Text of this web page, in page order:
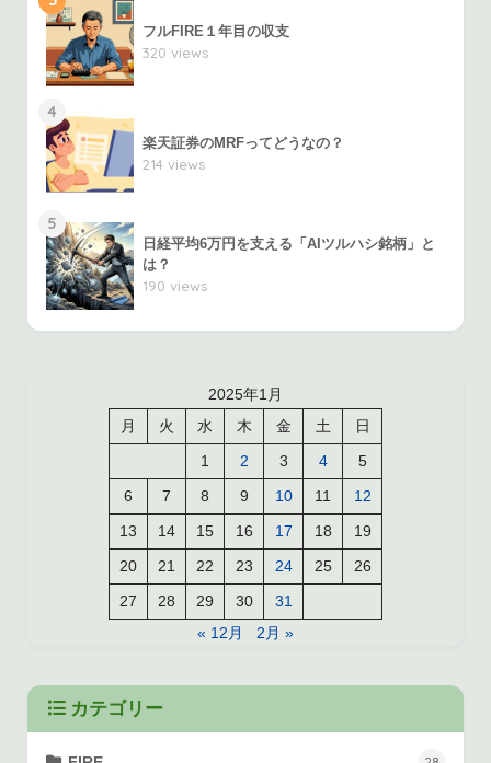
フルFIRE１年目の収支
320 views
4
楽天証券のMRFってどうなの？
214 views
5
日経平均6万円を支える「AIツルハシ銘柄」と
は？
190 views
2025年1月
月
火 水 木 金 土
日
1
2 3 4
5
6
7 8 9 10 11
12
13
14 15 16 17 18
19
20
21 22 23 24 25
26
27
28 29 30
31
« 12月
2月 »
カテゴリー